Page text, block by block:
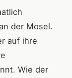
der Mosel.
auf ihre
Wie der